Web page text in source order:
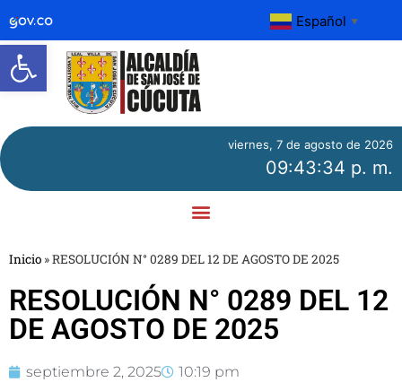
Abrir barra de herramientas
Español ▼
viernes, 7 de agosto de 2026
09:43:34 p. m.
Inicio »RESOLUCIÓN N° 0289 DEL 12 DE AGOSTO DE 2025
RESOLUCIÓN N° 0289 DEL 12
DE AGOSTO DE 2025
septiembre 2, 2025 10:19 pm